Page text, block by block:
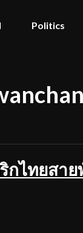
Politics
กไทยสา